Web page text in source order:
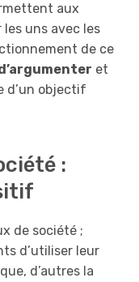
aux
uns avec les
de ce
et
d’un objectif
:
de société ;
d’utiliser leur
d’autres la